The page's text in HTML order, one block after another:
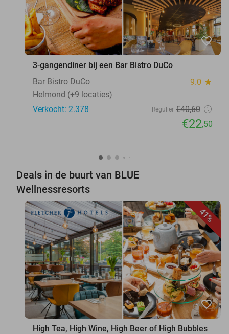
favorite_border
3-gangendiner bij een Bar Bistro DuCo
Bar Bistro DuCo
9.0 star
Helmond (+9 locaties)
Verkocht: 2.378
Regulier €40,60
€22,50
Deals in de buurt van BLUE
Wellnessresorts
41%
favorite_border
High Tea, High Wine, High Beer of High Bubbles